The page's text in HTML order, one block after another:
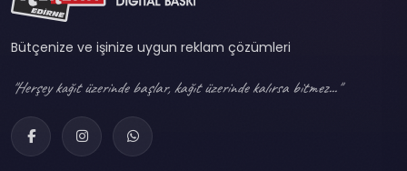
Bütçenize ve işinize uygun reklam çözümleri
"Herşey kağıt üzerinde başlar, kağıt üzerinde kalırsa bitmez..."